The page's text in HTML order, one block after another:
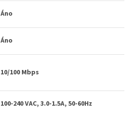
Áno
Áno
10/100 Mbps
100-240 VAC, 3.0-1.5A, 50-60Hz